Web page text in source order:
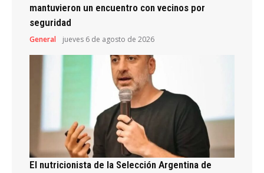
mantuvieron un encuentro con vecinos por
seguridad
General jueves 6 de agosto de 2026
El nutricionista de la Selección Argentina de